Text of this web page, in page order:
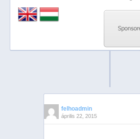
felhoadmin
április 22, 2015